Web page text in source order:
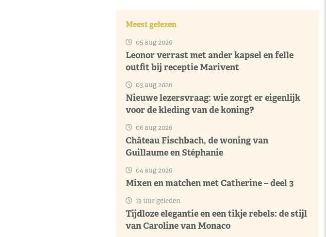
Meest gelezen
05 aug 2026
Leonor verrast met ander kapsel en felle
outfit bij receptie Marivent
03 aug 2026
Nieuwe lezersvraag: wie zorgt er eigenlijk
voor de kleding van de koning?
06 aug 2026
Château Fischbach, de woning van
Guillaume en Stéphanie
04 aug 2026
Mixen en matchen met Catherine – deel 3
13 uur geleden
Tijdloze elegantie en een tikje rebels: de stijl
van Caroline van Monaco